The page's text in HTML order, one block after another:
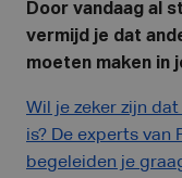
Door vandaag al
vermijd je dat
moeten maken in
Wil je zeker zijn
is? De experts van
begeleiden je